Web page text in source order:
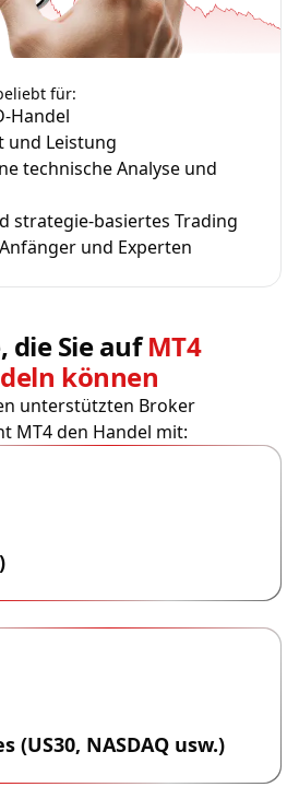
für:
Handel
und Leistung
technische Analyse und
strategie-basiertes Trading
und Experten
die Sie aufMT4
können
unterstützten Broker
MT4 den Handel mit:
(US30, NASDAQ usw.)